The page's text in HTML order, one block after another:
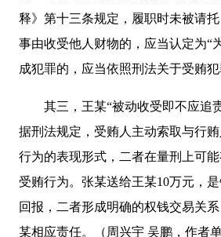
释》第十三条规定，履职时未被请
事由收受他人财物的，应当认定为“
成犯罪的，应当依照刑法关于受贿犯
其三，王某“被动收受即不应追
据刑法规定，受贿人主动索取与行
行为的表现形式，二者在量刑上可
受贿行为。张某送给王某10万元，
回报，二者形成明确的权钱交易关
某相应责任。（周兴宇 吴鹏，作者